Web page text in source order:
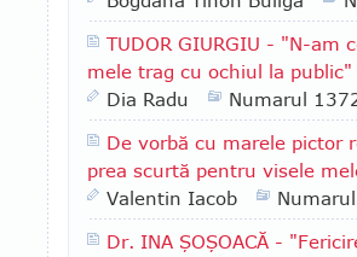
TUDOR GIURGIU - "N-am
mele trag cu ochiul la public"
Dia Radu
Numarul
De vorbă cu marele pictor
prea scurtă pentru visele
Valentin Iacob
Dr. INA ŞOŞOACĂ -